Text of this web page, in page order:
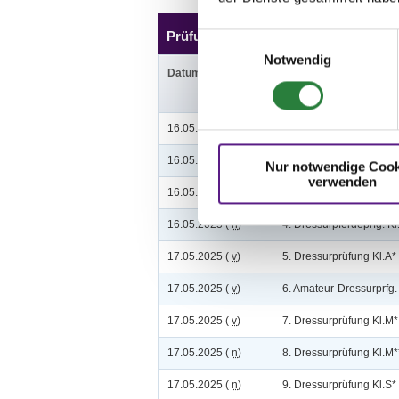
Einwilligungsauswahl
Notwendig
Nur notwendige
verwenden
Prüfungen
Datum
16.05.2025 (n) 1. Dressurpferdeprfg.
16.05.2025 ( 2. Dressurpferdeprfg.
16.05.2025 (
16.05.2025 (n) 4. Dressurpferdeprfg.
17.05.2025 ( v) 5. Dressurprüfung Kl.A*
17.05.2025 ( v) 6. Amateur-Dressurprfg.
17.05.2025 ( v) 7. Dressurprüfung
17.05.2025 ( n) 8. Dressurprüfung
17.05.2025 ( n) 9. Dressurprüfung Kl.S*